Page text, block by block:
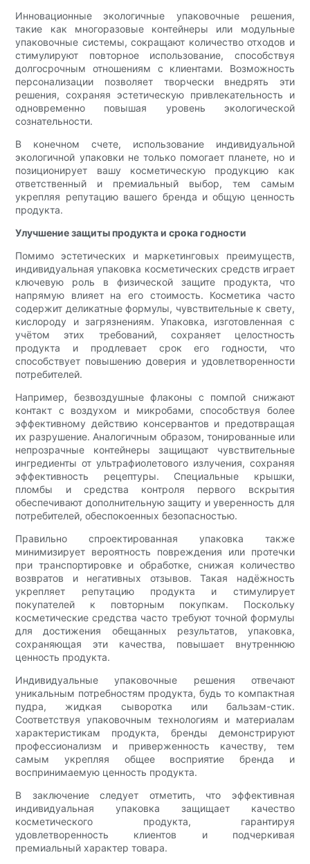
Инновационные экологичные упаковочные решения,
такие как многоразовые контейнеры или модульные
упаковочные системы, сокращают количество отходов и
стимулируют повторное использование, способствуя
долгосрочным отношениям с клиентами. Возможность
персонализации позволяет творчески внедрять эти
решения, сохраняя эстетическую привлекательность и
одновременно повышая уровень экологической
сознательности.
В конечном счете, использование индивидуальной
экологичной упаковки не только помогает планете, но и
позиционирует вашу косметическую продукцию как
ответственный и премиальный выбор, тем самым
укрепляя репутацию вашего бренда и общую ценность
продукта.
Улучшение защиты продукта и срока годности
Помимо эстетических и маркетинговых преимуществ,
индивидуальная упаковка косметических средств играет
ключевую роль в физической защите продукта, что
напрямую влияет на его стоимость. Косметика часто
содержит деликатные формулы, чувствительные к свету,
кислороду и загрязнениям. Упаковка, изготовленная с
учётом этих требований, сохраняет целостность
продукта и продлевает срок его годности, что
способствует повышению доверия и удовлетворенности
потребителей.
Например, безвоздушные флаконы с помпой снижают
контакт с воздухом и микробами, способствуя более
эффективному действию консервантов и предотвращая
их разрушение. Аналогичным образом, тонированные или
непрозрачные контейнеры защищают чувствительные
ингредиенты от ультрафиолетового излучения, сохраняя
эффективность рецептуры. Специальные крышки,
пломбы и средства контроля первого вскрытия
обеспечивают дополнительную защиту и уверенность для
потребителей, обеспокоенных безопасностью.
Правильно спроектированная упаковка также
минимизирует вероятность повреждения или протечки
при транспортировке и обработке, снижая количество
возвратов и негативных отзывов. Такая надёжность
укрепляет репутацию продукта и стимулирует
покупателей к повторным покупкам. Поскольку
косметические средства часто требуют точной формулы
для достижения обещанных результатов, упаковка,
сохраняющая эти качества, повышает внутреннюю
ценность продукта.
Индивидуальные упаковочные решения отвечают
уникальным потребностям продукта, будь то компактная
пудра, жидкая сыворотка или бальзам-стик.
Соответствуя упаковочным технологиям и материалам
характеристикам продукта, бренды демонстрируют
профессионализм и приверженность качеству, тем
самым укрепляя общее восприятие бренда и
воспринимаемую ценность продукта.
В заключение следует отметить, что эффективная
индивидуальная упаковка защищает качество
косметического продукта, гарантируя
удовлетворенность клиентов и подчеркивая
премиальный характер товара.